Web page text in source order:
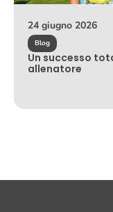
24 giugno 2026
Blog
Un successo
allenatore